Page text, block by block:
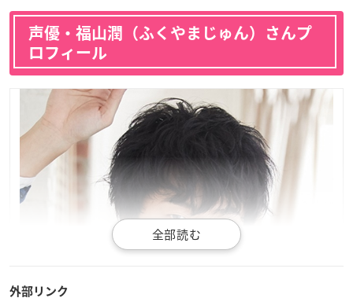
声優・福山潤（ふくやまじゅん）さんプ
ロフィール
外部リンク